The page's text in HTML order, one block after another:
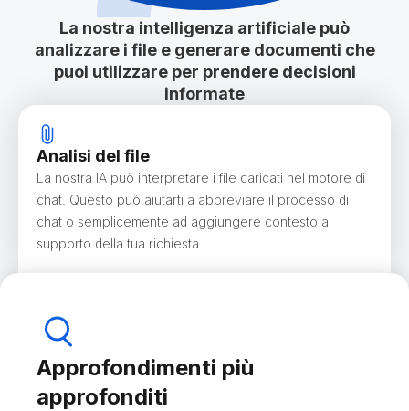
La nostra intelligenza artificiale può
analizzare i file e generare documenti che
puoi utilizzare per prendere decisioni
informate
Analisi del file
La nostra IA può interpretare i file caricati nel motore di
chat. Questo può aiutarti a abbreviare il processo di
chat o semplicemente ad aggiungere contesto a
supporto della tua richiesta.
Approfondimenti più
approfonditi